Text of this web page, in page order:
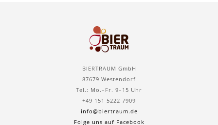
BIERTRAUM GmbH
87679 Westendorf
Tel.: Mo.–Fr. 9–15 Uhr
+49 151 5222 7909
info@biertraum.de
Folge uns auf Facebook